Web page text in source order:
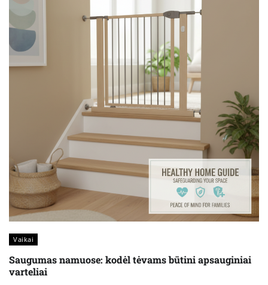
Vaikai
Saugumas namuose: kodėl tėvams būtini apsauginiai
varteliai